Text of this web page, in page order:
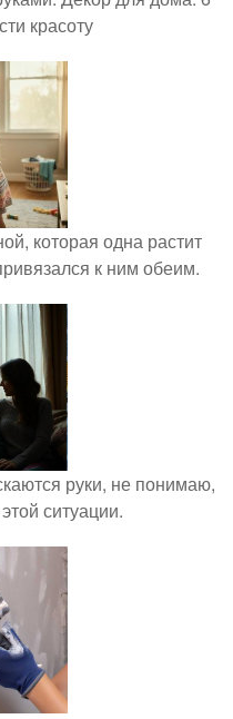
красоту
которая одна растит
к ним обеим.
руки, не понимаю,
ситуации.